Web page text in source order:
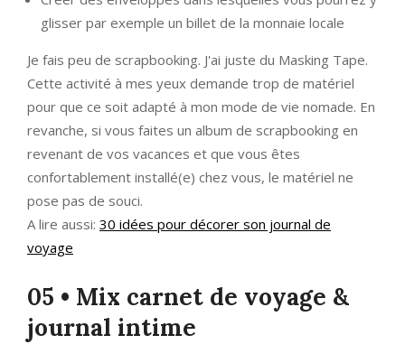
glisser par exemple un billet de la monnaie locale
Je fais peu de scrapbooking. J'ai juste du Masking Tape.
Cette activité à mes yeux demande trop de matériel
pour que ce soit adapté à mon mode de vie nomade. En
revanche, si vous faites un album de scrapbooking en
revenant de vos vacances et que vous êtes
confortablement installé(e) chez vous, le matériel ne
pose pas de souci.
A lire aussi: 30 idées pour décorer son journal de
voyage
05 • Mix carnet de voyage &
journal intime